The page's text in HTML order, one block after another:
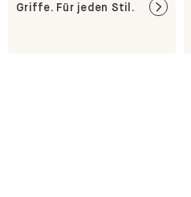
Griffe. Für jeden Stil.